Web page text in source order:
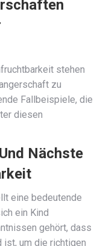
stehen
zu
Fallbeispiele, die
diesen
Nächste
eine bedeutende
ein Kind
gehört, dass
ist, um die richtigen